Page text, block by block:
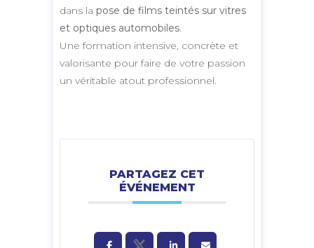
dans la pose de films teintés sur vitres
et optiques automobiles.
Une formation intensive, concrète et
valorisante pour faire de votre passion
un véritable atout professionnel.
PARTAGEZ CET
ÉVÉNEMENT